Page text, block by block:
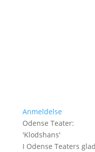
Anmeldelse
Odense Teater:
'Klodshans'
I Odense Teaters